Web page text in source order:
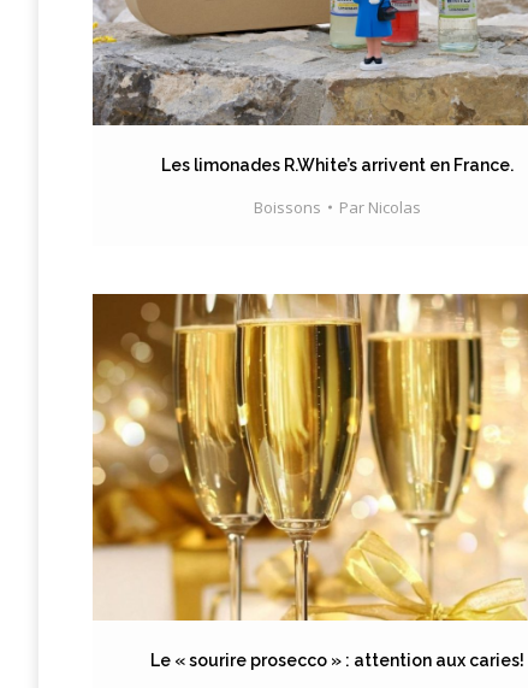
Les limonades R.White’s arrivent en France.
Boissons Par Nicolas
Le « sourire prosecco » : attention aux caries!